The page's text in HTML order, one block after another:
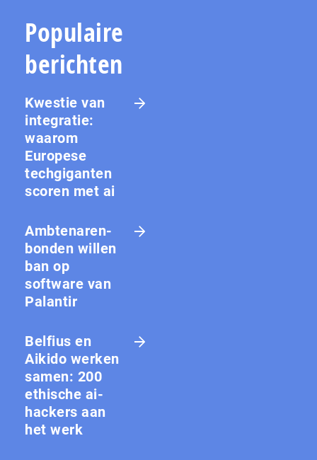
Populaire
berichten
Kwestie van
integratie:
waarom
Europese
techgiganten
scoren met ai
Amb­te­na­ren­
bon­den willen
ban op
software van
Palantir
Belfius en
Aikido werken
samen: 200
ethische ai-
hackers aan
het werk